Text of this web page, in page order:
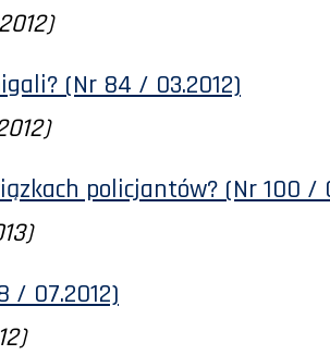
(Nr 84 / 03.2012)
policjantów? (Nr 100 /
/ 07.2012)